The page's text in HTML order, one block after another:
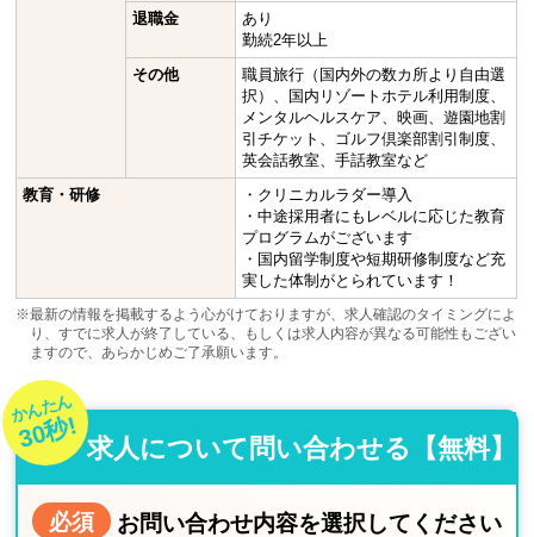
退職金
あり
勤続2年以上
その他
職員旅行（国内外の数カ所より自由選
択）、国内リゾートホテル利用制度、
メンタルヘルスケア、映画、遊園地割
引チケット、ゴルフ倶楽部割引制度、
英会話教室、手話教室など
教育・研修
・クリニカルラダー導入
・中途採用者にもレベルに応じた教育
プログラムがございます
・国内留学制度や短期研修制度など充
実した体制がとられています！
※最新の情報を掲載するよう心がけておりますが、求人確認のタイミングによ
り、すでに求人が終了している、もしくは求人内容が異なる可能性もござい
ますので、あらかじめご了承願います。
かんたん
30秒! 求人について問い合わせる【無料】
必須 お問い合わせ内容を選択してください